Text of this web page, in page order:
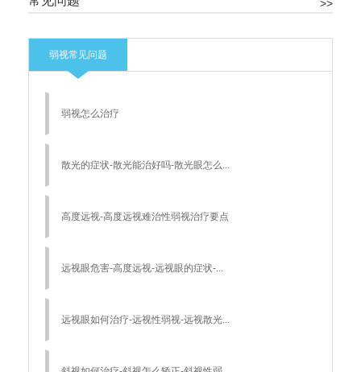
>>
弱视常见问题
弱视怎么治疗
散光的症状-散光能治好吗-散光眼怎么...
高度远视-高度远视难治性弱视治疗要点
远视眼危害-高度远视-远视眼的症状-...
远视眼如何治疗-远视性弱视-远视散光...